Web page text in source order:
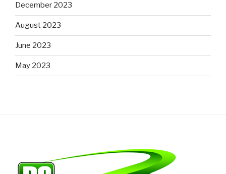
December 2023
August 2023
June 2023
May 2023